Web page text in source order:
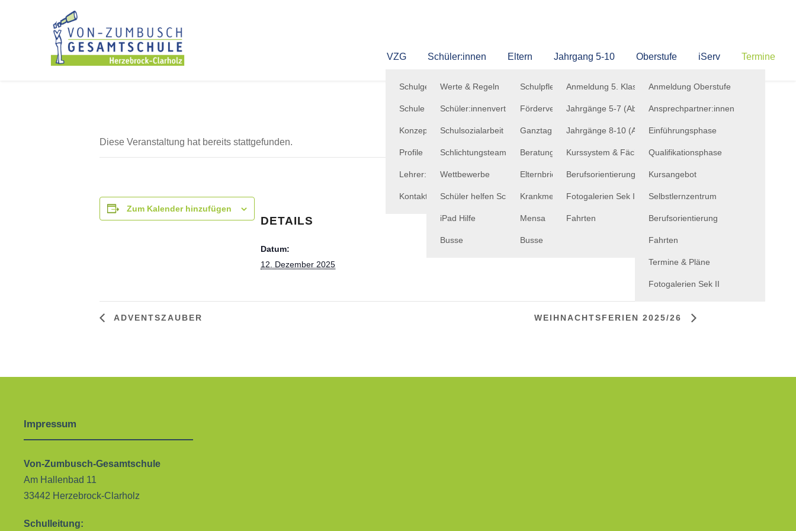
VZG
Schulgemeinschaft
Schule
Konzepte
Profile
Lehrer:innenausbildung
Kontakt
Schüler:innen
Werte & Regeln
Schüler:innenvertretung
Schulsozialarbeit
Schlichtungsteam
Wettbewerbe
Schüler helfen Schülern
iPad Hilfe
Busse
Eltern
Schulpflegschaft
Förderverein
Ganztag & Betreuung
Beratung & Kontakte
Elternbriefe
Krankmeldungen
Mensa
Busse
Jahrgang 5-10
Anmeldung 5. Klasse
Jahrgänge 5-7 (Abteilung I)
Jahrgänge 8-10 (Abteilung II)
Kurssystem & Fächerangebot
Berufsorientierung
Fotogalerien Sek I
Fahrten
Oberstufe
Anmeldung Oberstufe
Ansprechpartner:innen
Einführungsphase
Qualifikationsphase
Kursangebot
Selbstlernzentrum
Berufsorientierung
Fahrten
Termine & Pläne
Fotogalerien Sek II
iServ Termine
Diese Veranstaltung hat bereits stattgefunden.
Zum Kalender hinzufügen
DETAILS
Datum:
12. Dezember 2025
ADVENTSZAUBER WEIHNACHTSFERIEN 2025/26
Impressum
Von-Zumbusch-Gesamtschule
Am Hallenbad 11
33442 Herzebrock-Clarholz
Schulleitung: